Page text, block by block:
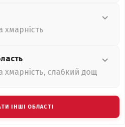
хмарність
хмарність, слабкий дощ
ІНШІ ОБЛАСТІ